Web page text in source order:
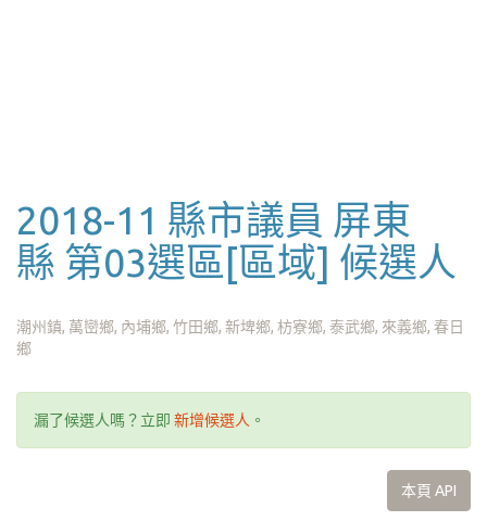
2018-11 縣市議員 屏東
縣 第03選區[區域] 候選人
潮州鎮, 萬巒鄉, 內埔鄉, 竹田鄉, 新埤鄉, 枋寮鄉, 泰武鄉, 來義鄉, 春日
鄉
漏了候選人嗎？立即 新增候選人 。
本頁 API